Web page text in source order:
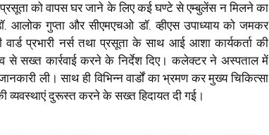
को वापस घर जाने के लिए कई घण्टे से एम्बुलेंस न मिलने का
आलोक गुप्ता और सीएमएचओ डॉ. व्हीएस उपाध्याय को जमकर
प्रभारी नर्स तथा प्रसूता के साथ आई आशा कार्यकर्ता की
से सख्त कार्रवाई करने के निर्देश दिए। कलेक्टर ने अस्पताल में
ली। साथ ही विभिन्न वार्डों का भ्रमण कर मुख्य चिकित्सा
व्यवस्थाएं दुरूस्त करने के सख्त हिदायत दी गई।